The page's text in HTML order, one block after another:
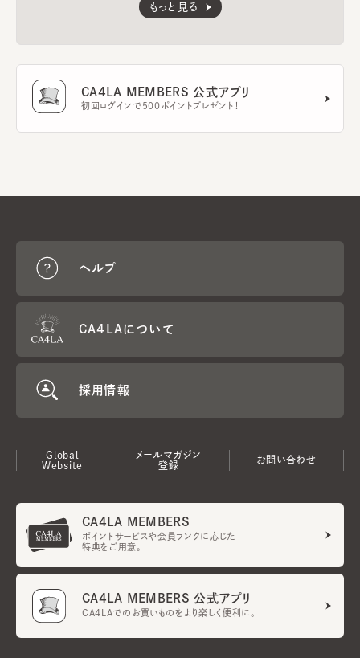
もっと見る
CA4LA MEMBERS 公式アプリ
初回ログインで500ポイントプレゼント！
ヘルプ
CA4LAについて
採用情報
Global
Website
メールマガジン
登録
お問い合わせ
CA4LA MEMBERS
ポイントサービスや会員ランクに応じた
特典をご用意。
CA4LA MEMBERS 公式アプリ
CA4LAでのお買いものをより楽しく便利に。